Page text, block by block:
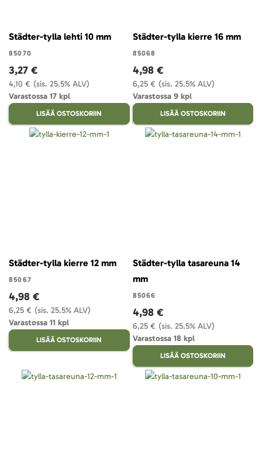
Städter-tylla lehti 10 mm
85070
(sis. 25.5% ALV)
4,10 €
3,27 €
Varastossa 17 kpl
LISÄÄ OSTOSKORIIN
Städter-tylla kierre 16 mm
85068
(sis. 25.5% ALV)
6,25 €
4,98 €
Varastossa 9 kpl
LISÄÄ OSTOSKORIIN
Städter-tylla kierre 12 mm
85067
(sis. 25.5% ALV)
6,25 €
4,98 €
Varastossa 11 kpl
LISÄÄ OSTOSKORIIN
Städter-tylla tasareuna 14
mm
85066
(sis. 25.5% ALV)
6,25 €
4,98 €
Varastossa 18 kpl
LISÄÄ OSTOSKORIIN